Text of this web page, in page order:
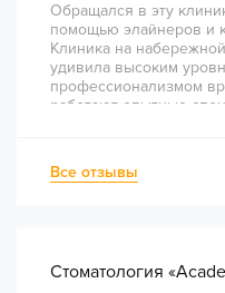
Обращался в эту
помощью элайнеров и
Клиника на
удивила высоким
профессионализмом
работают опытные
непростое
комфортно и
Все отзывы
Стоматология